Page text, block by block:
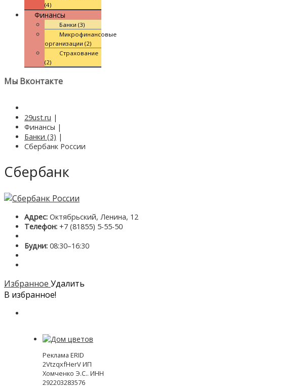
(4)
Финансы
Банки (3)
Микрофинансовые
организации (2)
Страхование
(2)
Мы Вконтакте
29ust.ru |
Финансы |
Банки (3) |
Сбербанк России
Сбербанк
Адрес: Октябрьский, Ленина, 12
Телефон: +7 (81855) 5-55-50
Будни: 08:30–16:30
Избранное Удалить
В избранное!
Реклама ERID
2VtzqxfHerV ИП
Хомченко Э.С.. ИНН
292203283576